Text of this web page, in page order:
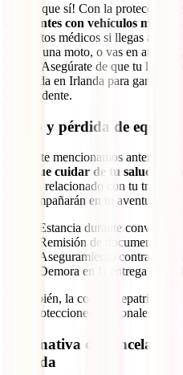
¡Claro que sí! Con la protección de
accidentes con vehículos
tus gastos médicos si llegas a
coche, una moto, o vas en
motor. Asegúrate de que tu
aceptada en Irlanda para
de accidente.
Robo y pérdida de
Como te mencionamos
más que cuidar de tu salud
y no
todo lo relacionado con tu
te acompañarán en tu aventura:
Estancia durante
Remisión de documentos
Aseguramiento contra robo
Demora en la entrega de
Y también, la costosa repatriación
más protecciones adicionales.
Alternativa de
Irlanda